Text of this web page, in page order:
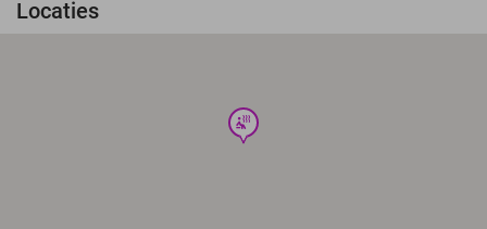
Locaties
wellness